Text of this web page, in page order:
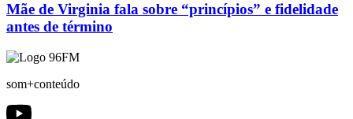
Mãe de Virginia fala sobre “princípios” e fidelidade
antes de término
som+conteúdo